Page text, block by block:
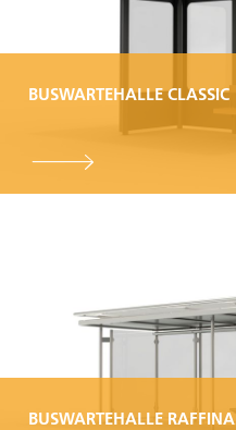
BUSWARTEHALLE CLASSIC
100% Swiss Made
Individualisierbar
Top- Montage- und
BUSWARTEHALLE RAFFINA